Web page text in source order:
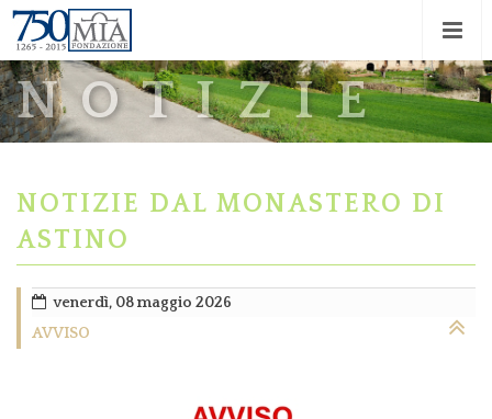
NOTIZIE
NOTIZIE DAL MONASTERO DI
ASTINO
venerdì, 08 maggio 2026
AVVISO